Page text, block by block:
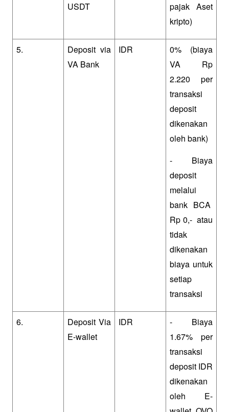
USDT
pajak Aset
kripto)
5.
Deposit via
VA Bank
IDR
0% (biaya
VA Rp
2.220 per
transaksi
deposit
dikenakan
oleh bank)
- Biaya
deposit
melalui
bank BCA
Rp 0,-  atau
tidak
dikenakan
biaya untuk
setiap
transaksi
6.
Deposit Via
E-wallet
IDR
- Biaya
1.67% per
transaksi
deposit IDR
dikenakan
oleh E-